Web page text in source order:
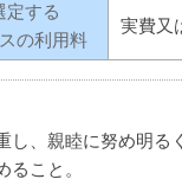
定する
の利用料
実費又
し、親睦に努め明る
ること。